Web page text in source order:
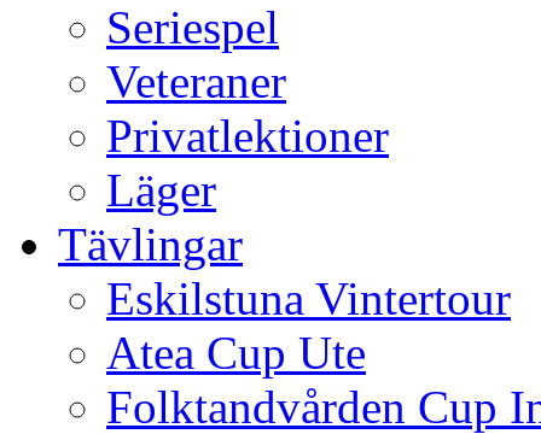
Seriespel
Veteraner
Privatlektioner
Läger
Tävlingar
Eskilstuna Vintertour
Atea Cup Ute
Folktandvården Cup